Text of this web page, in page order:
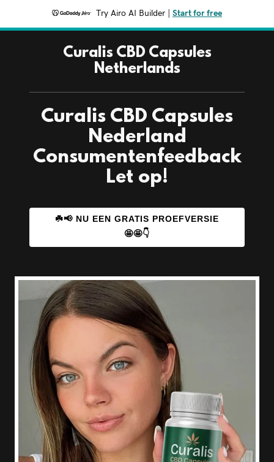
Try Airo AI Builder Start for free
Curalis CBD Capsules
Netherlands
Curalis CBD Capsules
Nederland
Consumentenfeedback
Let op!
☘️📢 NU EEN GRATIS PROEFVERSIE
🤩🤩👇